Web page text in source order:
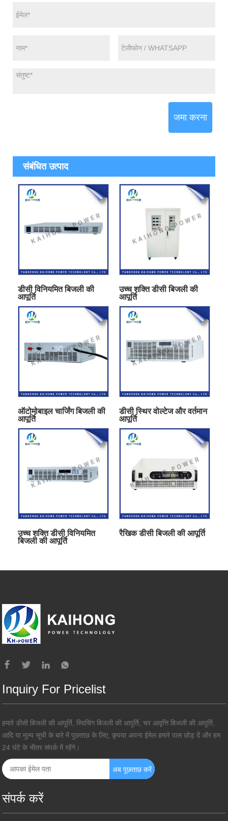
जमा करना
संबंधित उत्पाद
डीसी विनियमित बिजली की
आपूर्ति
उच्च शक्ति डीसी बिजली की
आपूर्ति
ऑटोमोबाइल चार्जिंग बिजली की
आपूर्ति
डीसी स्थिर वोल्टेज और वर्तमान
आपूर्ति
उच्च शक्ति डीसी विनियमित
बिजली की आपूर्ति
रैखिक डीसी बिजली की आपूर्ति
Inquiry For Pricelist
हमारे डीसी बिजली की आपूर्ति, स्विचिंग बिजली की आपूर्ति, चर आवृत्ति बिजली की आपूर्ति,
आदि या मूल्य सूची के बारे में पूछताछ के लिए, कृपया अपना ईमेल हमारे पास छोड़ दें और हम
24 घंटे के भीतर संपर्क में रहेंगे।
संपर्क करें